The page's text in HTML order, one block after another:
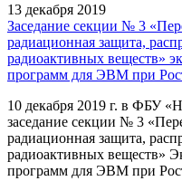
13 декабря 2019
Заседание секции № 3
радиационная защита,
радиоактивных веществ»
программ для ЭВМ при
10 декабря 2019 г. в ФБУ
заседание секции № 3
радиационная защита,
радиоактивных веществ»
программ для ЭВМ при